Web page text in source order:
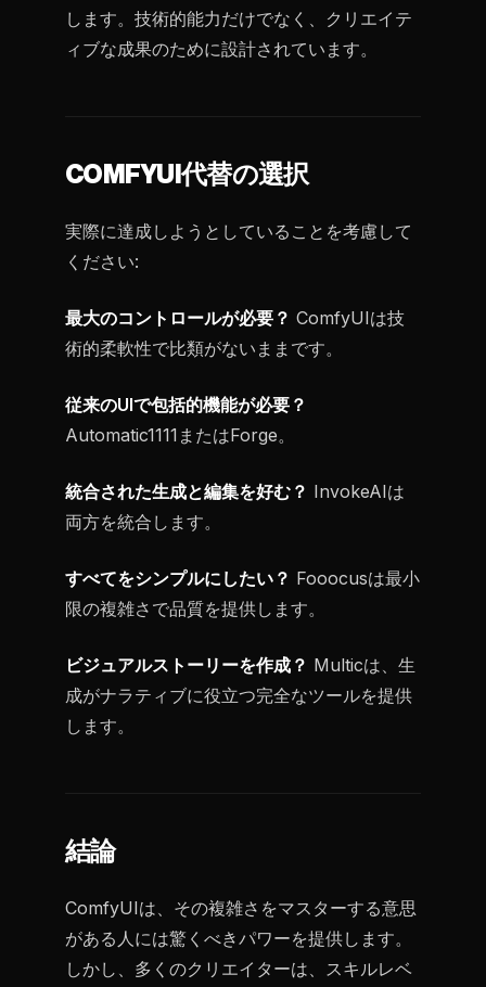
します。技術的能力だけでなく、クリエイテ
ィブな成果のために設計されています。
COMFYUI代替の選択
実際に達成しようとしていることを考慮して
ください:
最大のコントロールが必要？ ComfyUIは技
術的柔軟性で比類がないままです。
従来のUIで包括的機能が必要？
Automatic1111またはForge。
統合された生成と編集を好む？ InvokeAIは
両方を統合します。
すべてをシンプルにしたい？ Fooocusは最小
限の複雑さで品質を提供します。
ビジュアルストーリーを作成？ Multicは、生
成がナラティブに役立つ完全なツールを提供
します。
結論
ComfyUIは、その複雑さをマスターする意思
がある人には驚くべきパワーを提供します。
しかし、多くのクリエイターは、スキルレベ